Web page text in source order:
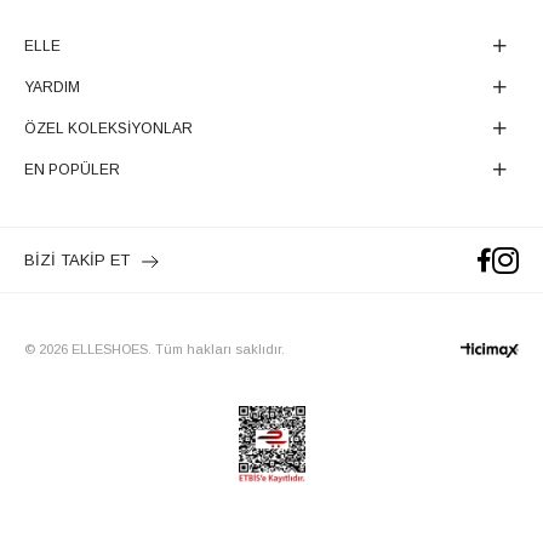
ELLE
YARDIM
ÖZEL KOLEKSİYONLAR
EN POPÜLER
BİZİ TAKİP ET
© 2026 ELLESHOES. Tüm hakları saklıdır.